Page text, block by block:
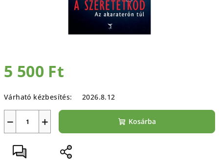
5 500 Ft
Várható kézbesítés:
2026.8.12
+
− Kosárba